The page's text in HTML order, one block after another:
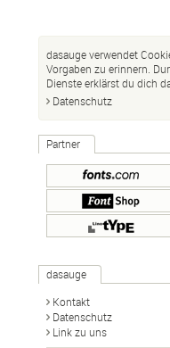
dasauge verwendet
Vorgaben zu erinnern.
Dienste erklärst du dich
Datenschutz
Partner
dasauge
Kontakt
Datenschutz
Link zu uns